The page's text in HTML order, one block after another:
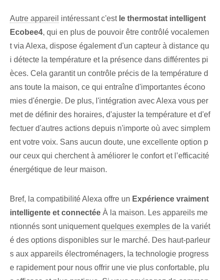
Autre appareil intéressant c'est le thermostat intelligent
Ecobee4, qui en plus de pouvoir être contrôlé vocalemen
t via Alexa, dispose également d'un capteur à distance qu
i détecte la température et la présence dans différentes pi
èces. Cela garantit un contrôle précis de la température d
ans toute la maison, ce qui entraîne d'importantes écono
mies d'énergie. De plus, l'intégration avec Alexa vous per
met de définir des horaires, d'ajuster la température et d'ef
fectuer d'autres actions depuis n'importe où⁤ avec simplem
ent votre voix. Sans aucun doute, une excellente option p
our ceux qui cherchent à améliorer le confort et l’efficacité
énergétique de leur maison.
Bref, la compatibilité Alexa offre un Expérience ‌vraiment⁢
intelligente et connectée⁢ À la maison. Les appareils⁢ me
ntionnés sont uniquementquelques exemples de la variét
é des options disponibles sur le marché. Des haut-parleur
s aux appareils électroménagers, la technologie progress
e rapidement pour nous offrir une vie plus confortable, plu